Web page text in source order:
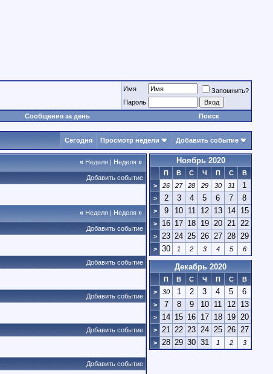
Имя
Запомнить?
Пароль
Сообщения за день Поиск
Сегодня Просмотр недели Добавить событие
« Неделя | Неделя »
Добавить событие
« Неделя | Неделя »
Добавить событие
Добавить событие
Добавить событие
Добавить событие
Добавить событие
Ноябрь 2020
П В С Ч П С
В
>
26 27 28 29 30 31 1
> 2 3 4 5 6 7 8
> 9 10 11 12 13 14 15
> 16 17 18 19 20 21 22
> 23 24 25 26 27 28 29
> 30 1 2 3 4 5 6
Декабрь 2020
П В С Ч П С
В
>
30 1 2 3 4 5 6
> 7 8 9 10 11 12 13
> 14 15 16 17 18 19 20
> 21 22 23 24 25 26 27
> 28 29 30 31 1 2 3